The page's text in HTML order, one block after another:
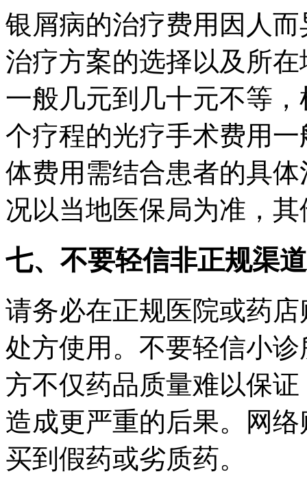
银屑病的治疗费用因人
治疗方案的选择以及所
一般几元到几十元不等
个疗程的光疗手术费用
体费用需结合患者的具
况以当地医保局为准，
七、不要轻信非正规渠道
请务必在正规医院或药
处方使用。不要轻信小
方不仅药品质量难以保
造成更严重的后果。网
买到假药或劣质药。